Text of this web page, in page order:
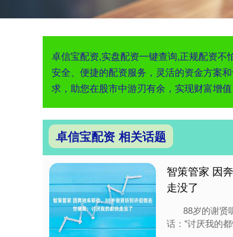
卓信宝配资,实盘配资一键查询,正规配资
安全、便捷的配资服务，灵活的资金方案
求，助您在股市中游刃有余，实现财富增值
卓信宝配资 相关话题
智策管家 因
走没了
88岁的谢贤听
话："讨厌我的